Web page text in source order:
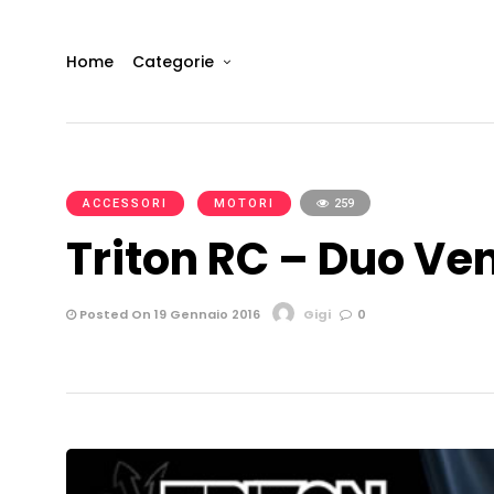
Home Categorie
ACCESSORI MOTORI 259
Triton RC – Duo
Posted On 19 Gennaio 2016 Gigi 0